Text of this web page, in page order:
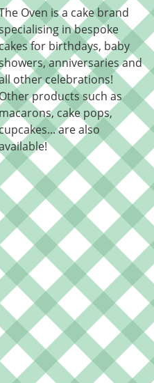
Oven is a cake brand
in bespoke
for birthdays, baby
anniversaries and
other celebrations!
products such as
macarons, cake pops,
cupcakes... are also